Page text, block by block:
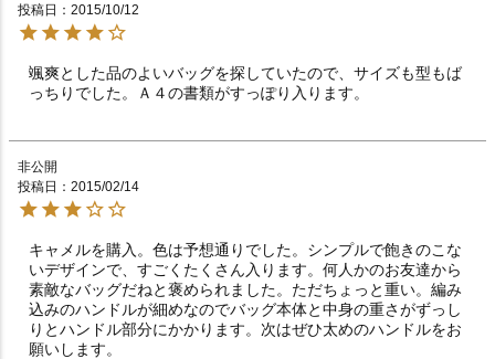
投稿日
2015/10/12
颯爽とした品のよいバッグを探していたので、サイズも型もば
っちりでした。Ａ４の書類がすっぽり入ります。
非公開
投稿日
2015/02/14
キャメルを購入。色は予想通りでした。シンプルで飽きのこな
いデザインで、すごくたくさん入ります。何人かのお友達から
素敵なバッグだねと褒められました。ただちょっと重い。編み
込みのハンドルが細めなのでバッグ本体と中身の重さがずっし
りとハンドル部分にかかります。次はぜひ太めのハンドルをお
願いします。